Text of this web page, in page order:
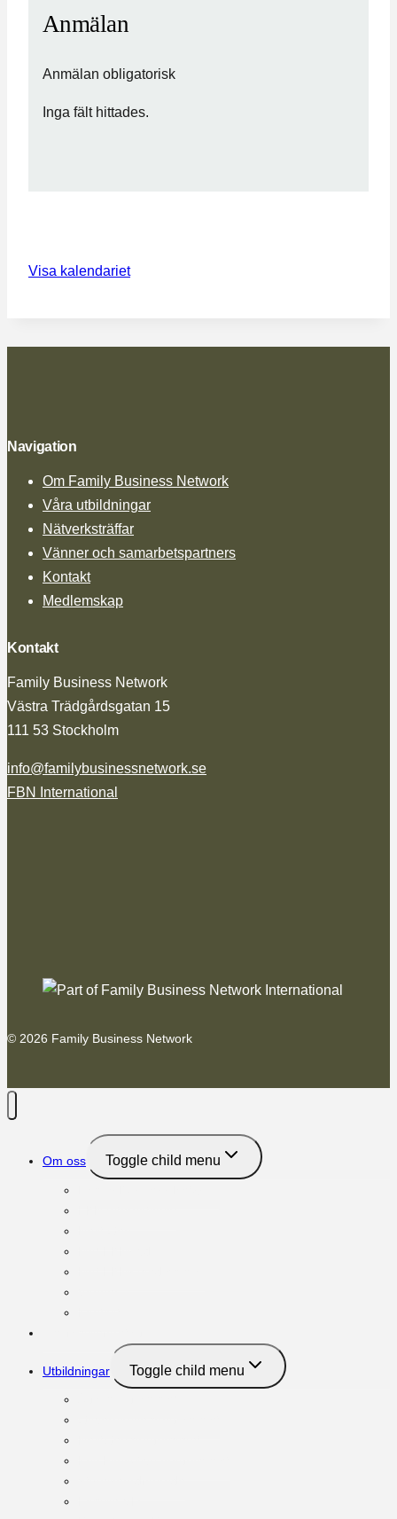
Anmälan
Anmälan obligatorisk
Inga fält hittades.
Visa kalendariet
Navigation
Om Family Business Network
Våra utbildningar
Nätverksträffar
Vänner och samarbetspartners
Kontakt
Medlemskap
Kontakt
Family Business Network
Västra Trädgårdsgatan 15
111 53 Stockholm
info@familybusinessnetwork.se
FBN International
© 2026 Family Business Network
Om oss Toggle child menu
Utbildningar Toggle child menu